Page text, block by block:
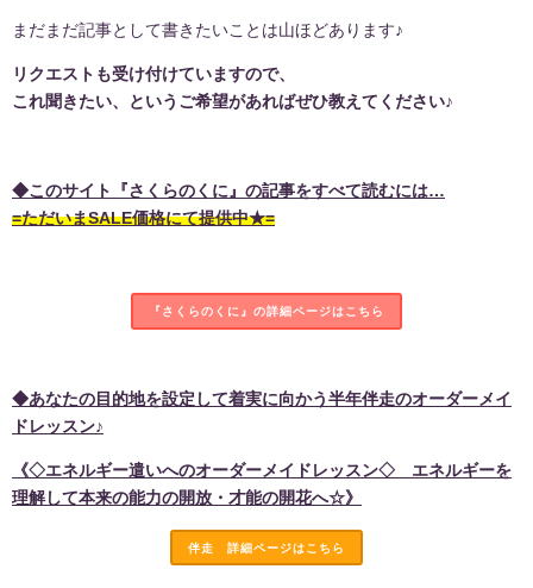
まだまだ記事として書きたいことは山ほどあります♪
リクエストも受け付けていますので、
これ聞きたい、というご希望があればぜひ教えてください♪
◆このサイト『さくらのくに』の記事をすべて読むには…
=ただいまSALE価格にて提供中★=
『さくらのくに』の詳細ページはこちら
◆あなたの目的地を設定して着実に向かう半年伴走のオーダーメイ
ドレッスン♪
《◇エネルギー遣いへのオーダーメイドレッスン◇ エネルギーを
理解して本来の能力の開放・才能の開花へ☆》
伴走 詳細ページはこちら